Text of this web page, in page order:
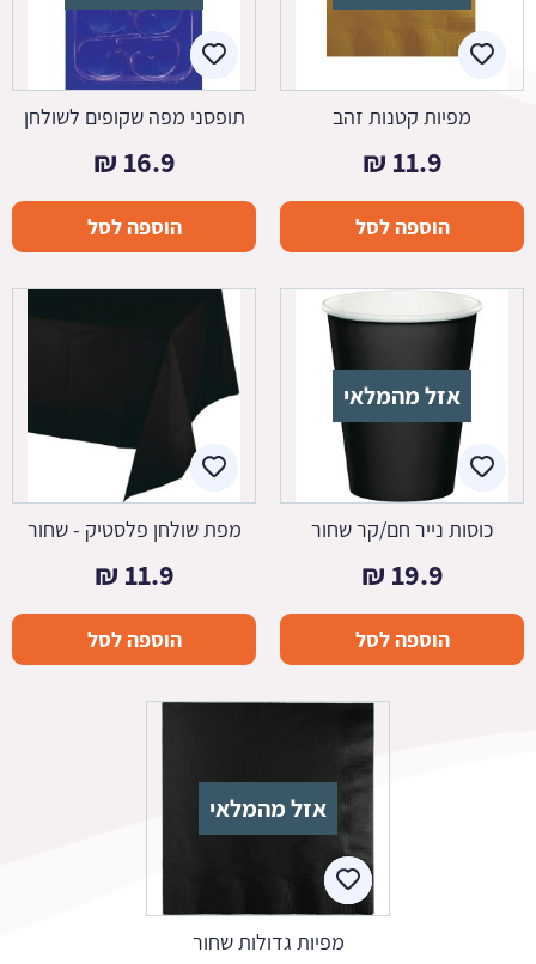
מפיות קטנות זהב
11.9
₪
הוספה לסל
תופסני מפה שקופים לשולחן
16.9
₪
הוספה לסל
אזל מהמלאי
כוסות נייר חם/קר שחור
19.9
₪
הוספה לסל
מפת שולחן פלסטיק - שחור
11.9
₪
הוספה לסל
אזל מהמלאי
מפיות גדולות שחור